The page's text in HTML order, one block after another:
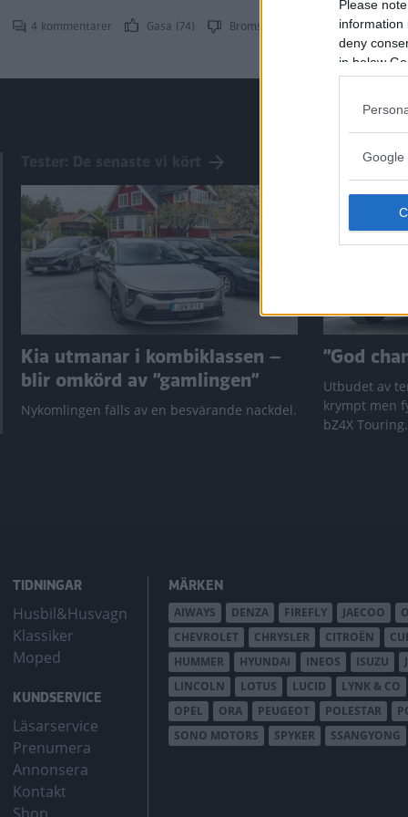
Please
information
deny
in below
Google
4 kommentarer Gasa (74) Bromsa (65)
Kia utmanar i kombiklassen –
blir omkörd av ”gamlingen”
Nykomlingen fälls av en besvärande nackdel.
”God
Utbudet av
krympt men
bZ4X
TIDNINGAR
Husbil&Husvagn
Klassiker
Moped
KUNDSERVICE
Läsarservice
Prenumera
Annonsera
Kontakt
MÄRKEN
AIWAYS DENZA FIREFLY JAECOO
CHEVROLET
CHRYSLER CITROËN
HUMMER
HYUNDAI INEOS ISUZU
LINCOLN
LOTUS LUCID LYNK & CO
OPEL
ORA PEUGEOT POLESTAR
SONO MOTORS
SPYKER SSANGYONG